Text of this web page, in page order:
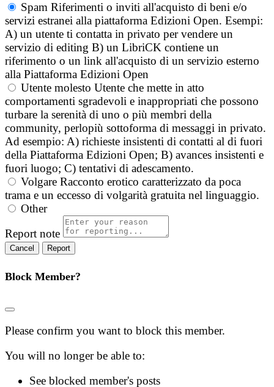
Spam Riferimenti o inviti all'acquisto di beni e/o
servizi estranei alla piattaforma Edizioni Open. Esempi:
A) un utente ti contatta in privato per vendere un
servizio di editing B) un LibriCK contiene un
riferimento o un link all'acquisto di un servizio esterno
alla Piattaforma Edizioni Open
Utente molesto Utente che mette in atto
comportamenti sgradevoli e inappropriati che possono
turbare la serenità di uno o più membri della
community, perlopiù sottoforma di messaggi in privato.
Ad esempio: A) richieste insistenti di contatti al di fuori
della Piattaforma Edizioni Open; B) avances insistenti e
fuori luogo; C) tentativi di adescamento.
Volgare Racconto erotico caratterizzato da poca
trama e un eccesso di volgarità gratuita nel linguaggio.
Other
Report note
Report
Block Member?
Please confirm you want to block this member.
You will no longer be able to:
See blocked member's posts